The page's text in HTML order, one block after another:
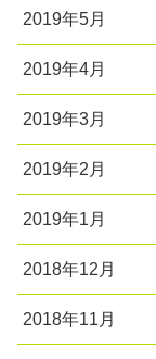
2019年5月
2019年4月
2019年3月
2019年2月
2019年1月
2018年12月
2018年11月